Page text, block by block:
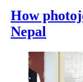
How
Nepal